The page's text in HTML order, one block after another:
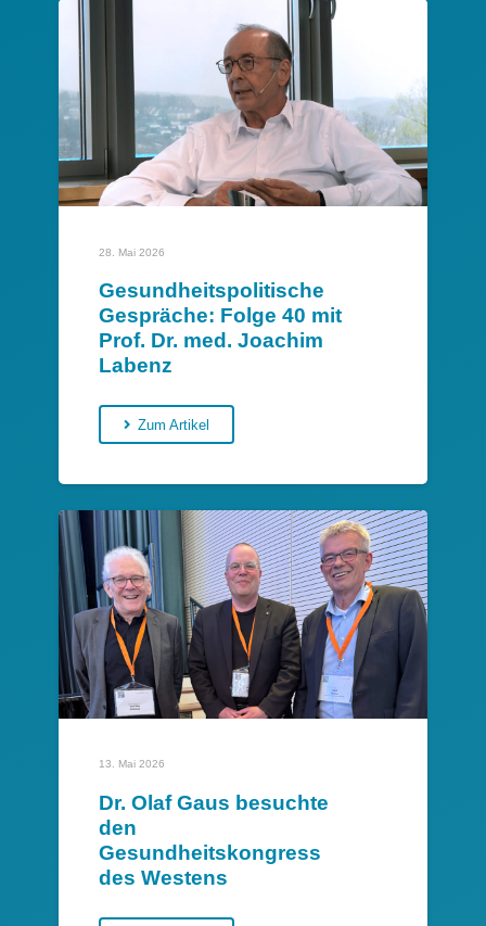
28. Mai 2026
Gesundheitspolitische
Gespräche: Folge 40 mit
Prof. Dr. med. Joachim
Labenz
Zum Artikel
13. Mai 2026
Dr. Olaf Gaus besuchte
den
Gesundheitskongress
des Westens